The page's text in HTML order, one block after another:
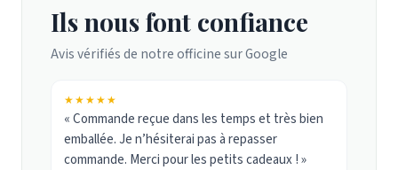
Ils nous font confiance
Avis vérifiés de notre officine sur Google
★★★★★
« Commande reçue dans les temps et très bien
emballée. Je n’hésiterai pas à repasser
commande. Merci pour les petits cadeaux ! »